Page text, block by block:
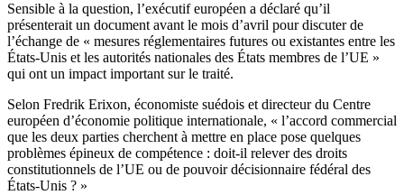
Sensible à la question, l’exécutif européen a déclaré qu’il
présenterait un document avant le mois d’avril pour discuter de
l’échange de « mesures réglementaires futures ou existantes entre les
États-Unis et les autorités nationales des États membres de l’UE »
qui ont un impact important sur le traité.
Selon Fredrik Erixon, économiste suédois et directeur du Centre
européen d’économie politique internationale, « l’accord commercial
que les deux parties cherchent à mettre en place pose quelques
problèmes épineux de compétence : doit-il relever des droits
constitutionnels de l’UE ou de pouvoir décisionnaire fédéral des
États-Unis ? »